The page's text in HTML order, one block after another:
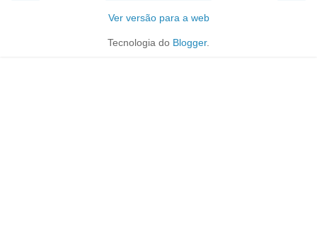
Ver versão para a web
Tecnologia do Blogger.